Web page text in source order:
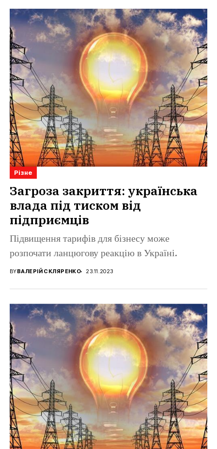
Різне
Загроза закриття: українська
влада під тиском від
підприємців
Підвищення тарифів для бізнесу може
розпочати ланцюгову реакцію в Україні.
BYВАЛЕРІЙ СКЛЯРЕНКО 23.11.2023